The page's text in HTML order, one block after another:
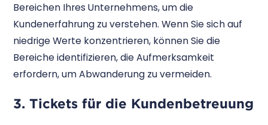
Bereichen Ihres Unternehmens, um die
Kundenerfahrung zu verstehen. Wenn Sie sich auf
niedrige Werte konzentrieren, können Sie die
Bereiche identifizieren, die Aufmerksamkeit
erfordern, um Abwanderung zu vermeiden.
3. Tickets für die Kundenbetreuung